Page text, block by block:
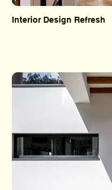
Interior Design Refresh